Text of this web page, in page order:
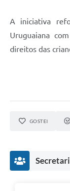
A iniciativa
Uruguaiana
direitos das
GOSTEI